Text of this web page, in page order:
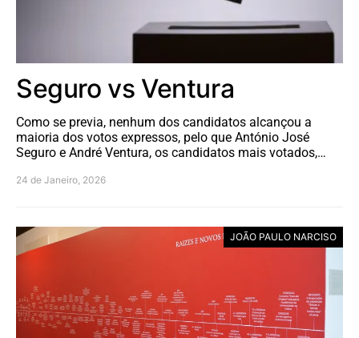
Seguro vs Ventura
Como se previa, nenhum dos candidatos alcançou a
maioria dos votos expressos, pelo que António José
Seguro e André Ventura, os candidatos mais votados,…
24 de Janeiro, 2026
JOÃO PAULO NARCISO